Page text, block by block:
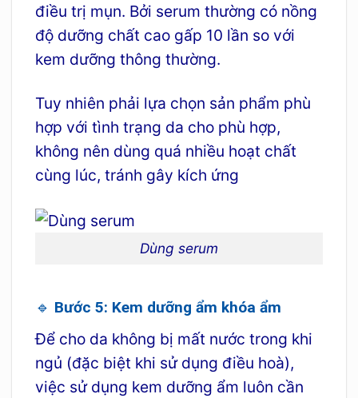
điều trị mụn. Bởi serum thường có nồng
độ dưỡng chất cao gấp 10 lần so với
kem dưỡng thông thường.
Tuy nhiên phải lựa chọn sản phẩm phù
hợp với tình trạng da cho phù hợp,
không nên dùng quá nhiều hoạt chất
cùng lúc, tránh gây kích ứng
Dùng serum
🔹 Bước 5: Kem dưỡng ẩm khóa ẩm
Để cho da không bị mất nước trong khi
ngủ (đặc biệt khi sử dụng điều hoà),
việc sử dụng kem dưỡng ẩm luôn cần